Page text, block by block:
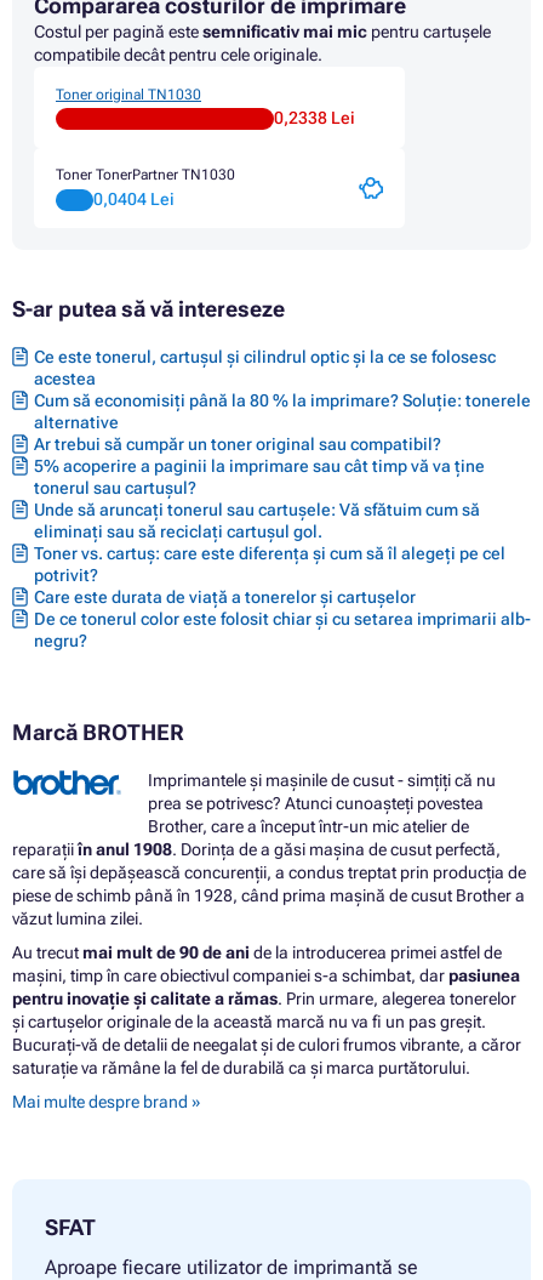
Compararea costurilor de imprimare
Costul per pagină estesemnificativ mai mic pentru cartușele
compatibile decât pentru cele originale.
Toner original TN1030
0,2338 Lei
Toner TonerPartner TN1030
0,0404 Lei
S-ar putea să vă intereseze
Ce este tonerul, cartușul și cilindrul optic și la ce se folosesc
acestea
Cum să economisiți până la 80 % la imprimare? Soluție: tonerele
alternative
Ar trebui să cumpăr un toner original sau compatibil?
5% acoperire a paginii la imprimare sau cât timp vă va ține
tonerul sau cartușul?
Unde să aruncați tonerul sau cartușele: Vă sfătuim cum să
eliminați sau să reciclați cartușul gol.
Toner vs. cartuș: care este diferența și cum să îl alegeți pe cel
potrivit?
Care este durata de viață a tonerelor și cartușelor
De ce tonerul color este folosit chiar și cu setarea imprimarii alb-
negru?
Marcă BROTHER
Imprimantele și mașinile de cusut - simțiți că nu
prea se potrivesc? Atunci cunoașteți povestea
Brother, care a început într-un mic atelier de
reparațiiîn anul 1908. Dorința de a găsi mașina de cusut perfectă,
care să își depășească concurenții, a condus treptat prin producția de
piese de schimb până în 1928, când prima mașină de cusut Brother a
văzut lumina zilei.
Au trecutmai mult de 90 de ani de la introducerea primei astfel de
mașini, timp în care obiectivul companiei s-a schimbat, darpasiunea
pentru inovație și calitate a rămas. Prin urmare, alegerea tonerelor
și cartușelor originale de la această marcă nu va fi un pas greșit.
Bucurați-vă de detalii de neegalat și de culori frumos vibrante, a căror
saturație va rămâne la fel de durabilă ca și marca purtătorului.
Mai multe despre brand »
SFAT
Aproape fiecare utilizator de imprimantă se